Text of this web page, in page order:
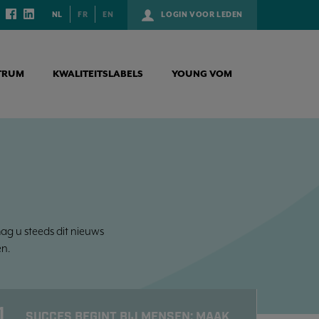
LOGIN VOOR LEDEN
NL FR EN
KWALITEITSLABELS YOUNG VOM
u steeds dit nieuws